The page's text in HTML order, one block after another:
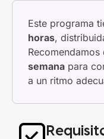
Este programa
horas,
semana para
a un ritmo